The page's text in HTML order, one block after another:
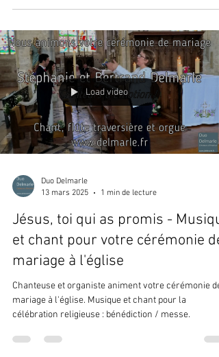
Load video
Duo Delmarle
13 mars 2025
1 min de lecture
Jésus, toi qui as promis -
et chant pour votre cérémonie de
mariage à l'église
Chanteuse et organiste animent votre cérémonie de
mariage à l'église. Musique et chant pour la
célébration religieuse : bénédiction / messe.